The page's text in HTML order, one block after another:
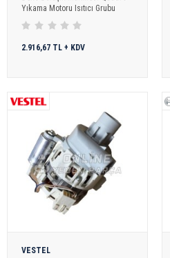
Yıkama Motoru Isıtıcı Grubu
2.916,67 TL + KDV
VESTEL